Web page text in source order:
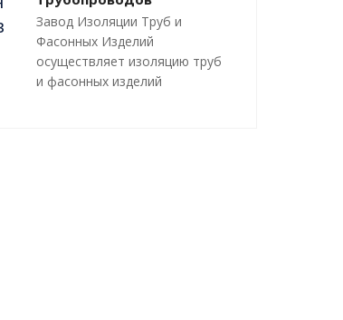
Завод Изоляции Труб и
Фасонных Изделий
осуществляет изоляцию труб
и фасонных изделий